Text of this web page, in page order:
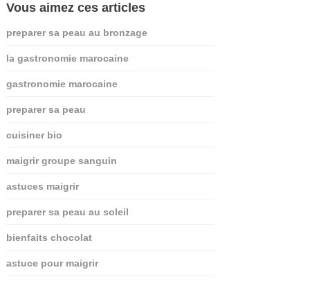
Vous aimez ces articles
preparer sa peau au bronzage
la gastronomie marocaine
gastronomie marocaine
preparer sa peau
cuisiner bio
maigrir groupe sanguin
astuces maigrir
preparer sa peau au soleil
bienfaits chocolat
astuce pour maigrir